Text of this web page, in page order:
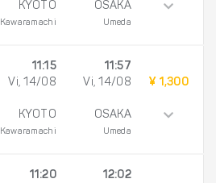
KYOTO
Kawaramachi
OSAKA
Umeda
11:15
Vi, 14/08
KYOTO
Kawaramachi
11:57
Vi, 14/08
OSAKA
Umeda
¥ 1,300
11:20
12:02